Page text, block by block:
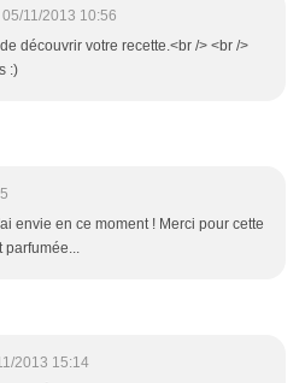
05/11/2013 10:56
découvrir votre recette.<br /> <br />
:)
envie en ce moment ! Merci pour cette
parfumée...
2013 15:14